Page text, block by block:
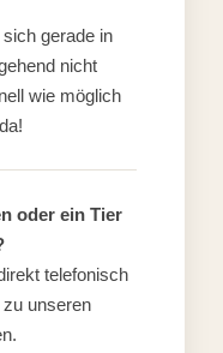
gerade in
nicht
wie möglich
oder ein Tier
telefonisch
unseren